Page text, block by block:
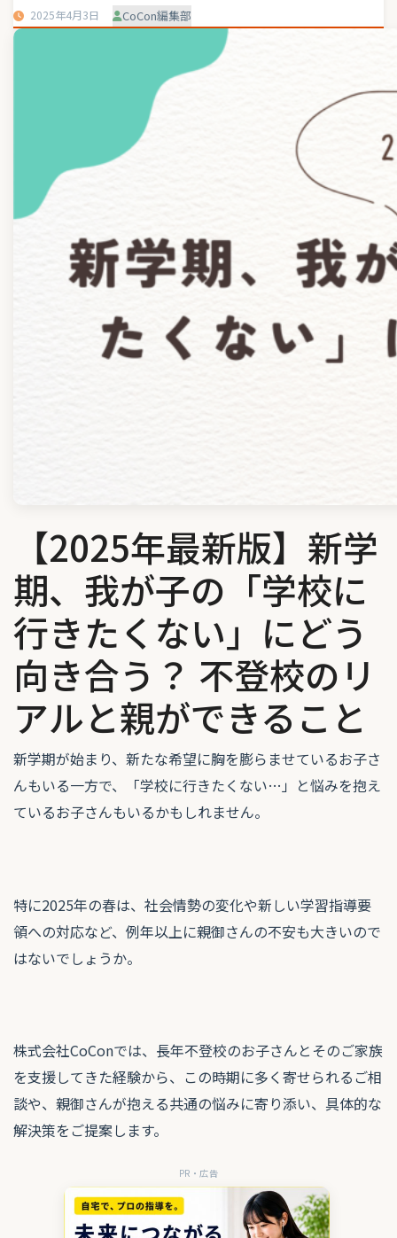
2025年4月3日 CoCon編集部
【2025年最新版】新学
期、我が子の「学校に
行きたくない」にどう
向き合う？ 不登校のリ
アルと親ができること
新学期が始まり、新たな希望に胸を膨らませているお子さ
んもいる一方で、「学校に行きたくない…」と悩みを抱え
ているお子さんもいるかもしれません。
特に2025年の春は、社会情勢の変化や新しい学習指導要
領への対応など、例年以上に親御さんの不安も大きいので
はないでしょうか。
株式会社CoConでは、長年不登校のお子さんとそのご家族
を支援してきた経験から、この時期に多く寄せられるご相
談や、親御さんが抱える共通の悩みに寄り添い、具体的な
解決策をご提案します。
PR・広告